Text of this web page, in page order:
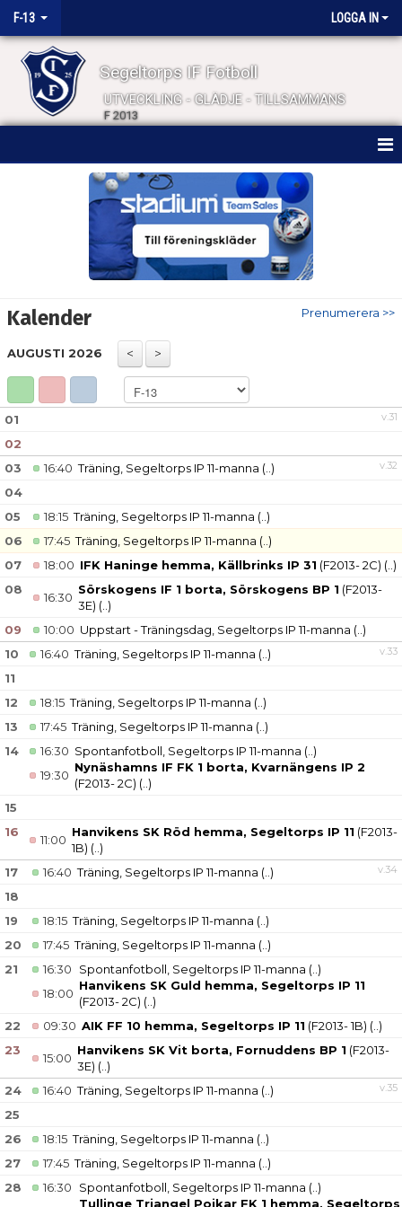
F-13 LOGGA IN
Segeltorps IF Fotboll
UTVECKLING - GLÄDJE - TILLSAMMANS
F 2013
BILDGALLERI
KONTAKT
Prenumerera >>
Kalender
AUGUSTI 2026
v.31
01
02
v.32
03 16:40Träning, Segeltorps IP 11-manna (..)
04
05
18:15Träning, Segeltorps IP 11-manna (..)
06
17:45Träning, Segeltorps IP 11-manna (..)
07
18:00 IFK Haninge hemma, Källbrinks IP 31 (F2013- 2C) (..)
08
16:30
Sörskogens IF 1 borta, Sörskogens BP 1 (F2013-
3E) (..)
09
10:00 Uppstart - Träningsdag, Segeltorps IP 11-manna (..)
v.33
10 16:40Träning, Segeltorps IP 11-manna (..)
11
12
18:15Träning, Segeltorps IP 11-manna (..)
13
17:45Träning, Segeltorps IP 11-manna (..)
14
16:30 Spontanfotboll, Segeltorps IP 11-manna (..)
19:30
Nynäshamns IF FK 1 borta, Kvarnängens IP 2
(F2013- 2C) (..)
15
16
11:00
Hanvikens SK Röd hemma, Segeltorps IP 11 (F2013-
1B) (..)
v.34
17 16:40Träning, Segeltorps IP 11-manna (..)
18
19
18:15Träning, Segeltorps IP 11-manna (..)
20
17:45Träning, Segeltorps IP 11-manna (..)
21
16:30 Spontanfotboll, Segeltorps IP 11-manna (..)
18:00
Hanvikens SK Guld hemma, Segeltorps IP 11
(F2013- 2C) (..)
22
09:30 AIK FF 10 hemma, Segeltorps IP 11 (F2013- 1B) (..)
23
15:00
Hanvikens SK Vit borta, Fornuddens BP 1 (F2013-
3E) (..)
v.35
24 16:40Träning, Segeltorps IP 11-manna (..)
25
26
18:15Träning, Segeltorps IP 11-manna (..)
27
17:45Träning, Segeltorps IP 11-manna (..)
28
16:30 Spontanfotboll, Segeltorps IP 11-manna (..)
Tullinge Triangel Pojkar FK 1 hemma, Segeltorps